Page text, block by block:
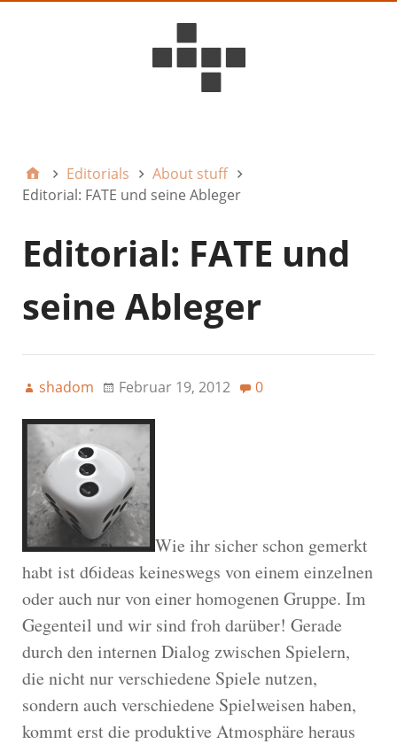
Editorials
About stuff
Editorial: FATE und seine Ableger
Editorial: FATE und
seine Ableger
shadom Februar 19, 2012 0
Wie ihr sicher schon gemerkt
habt ist d6ideas keineswegs von einem einzelnen
oder auch nur von einer homogenen Gruppe. Im
Gegenteil und wir sind froh darüber! Gerade
durch den internen Dialog zwischen Spielern,
die nicht nur verschiedene Spiele nutzen,
sondern auch verschiedene Spielweisen haben,
kommt erst die produktive Atmosphäre heraus